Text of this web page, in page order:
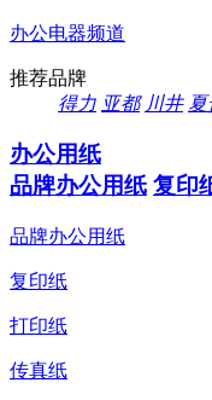
办公电器频道
推荐品牌
得力 亚都 川井 夏
办公用纸
品牌办公用纸 复印
品牌办公用纸
复印纸
打印纸
传真纸